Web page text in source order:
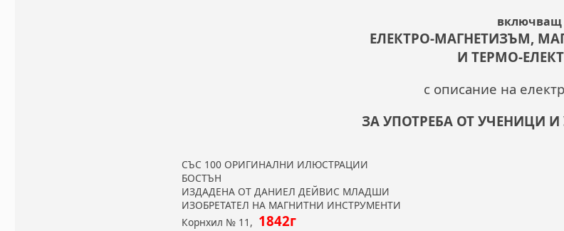
ЕЛЕКТРО-МАГНЕТИЗЪМ,
И ТЕРМО-
с описание на
ЗА УПОТРЕБА ОТ УЧЕНИЦИ
СЪС 100 ОРИГИНАЛНИ ИЛЮСТРАЦИИ
БОСТЪН
ИЗДАДЕНА ОТ ДАНИЕЛ ДЕЙВИС МЛАДШИ
ИЗОБРЕТАТЕЛ НА МАГНИТНИ ИНСТРУМЕНТИ
Корнхил № 11, 1842г